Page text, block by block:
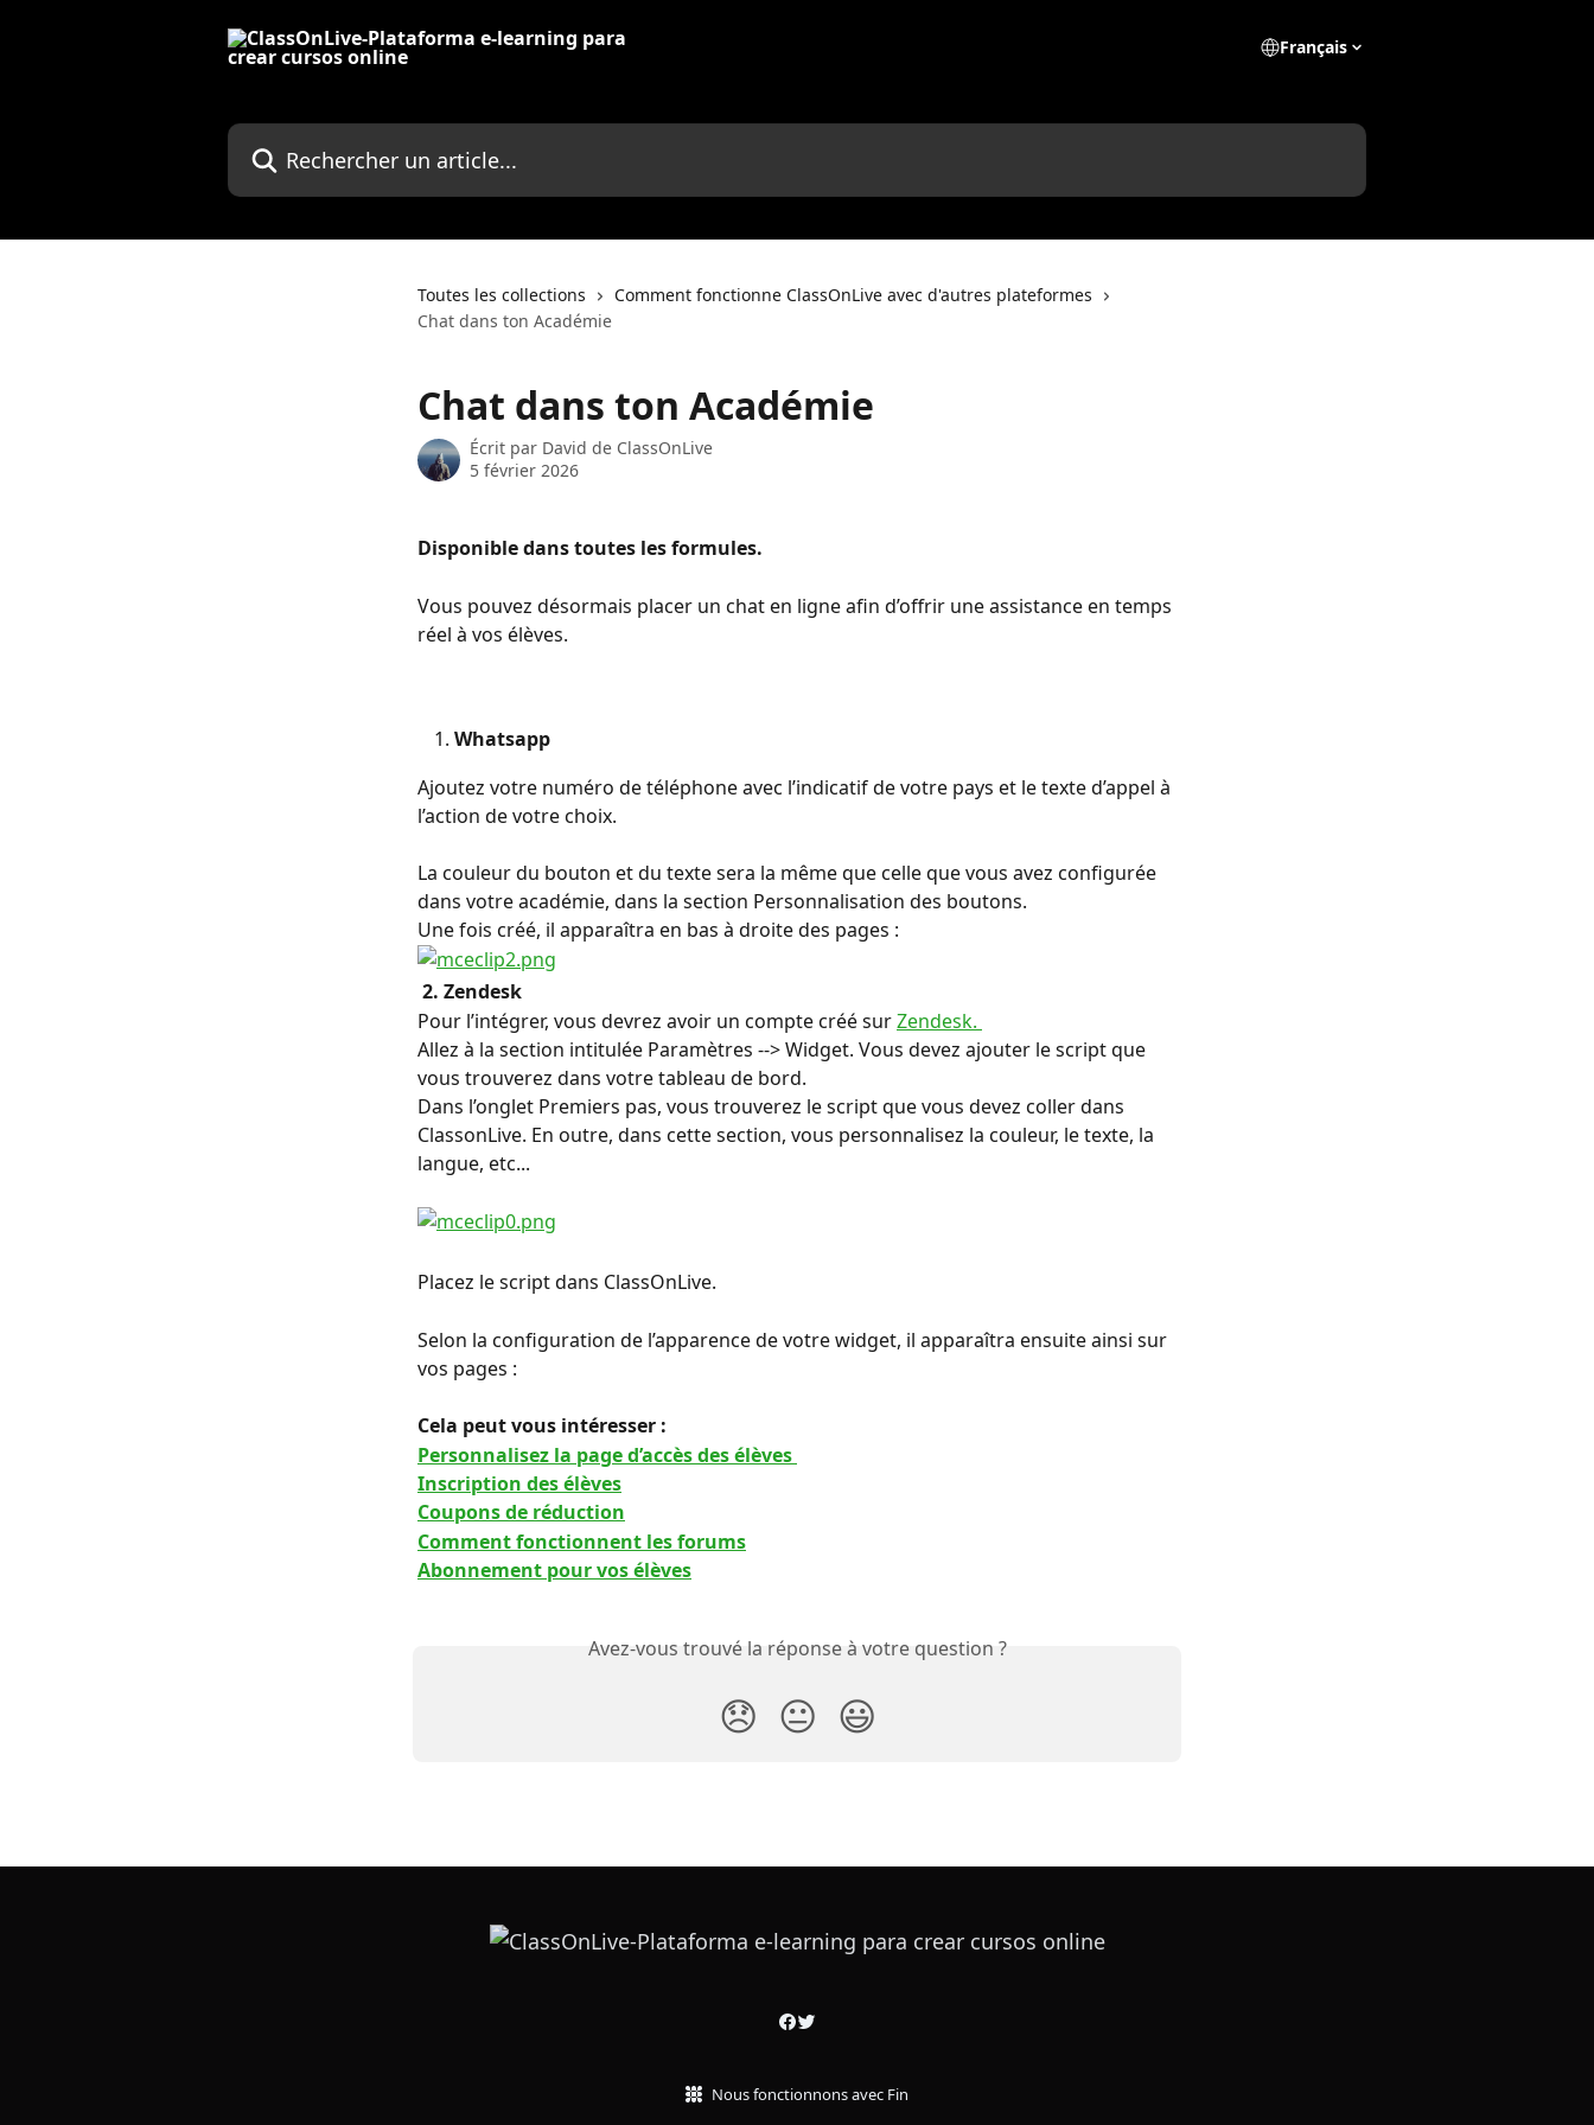
Français
Rechercher un article...
Toutes les collections
Comment fonctionne ClassOnLive avec d'autres plateformes
Chat dans ton Académie
Chat dans ton Académie
Écrit par David de ClassOnLive
5 février 2026
Disponible dans toutes les formules.
Vous pouvez désormais placer un chat en ligne afin d’offrir une assistance en temps
réel à vos élèves.
Whatsapp
Ajoutez votre numéro de téléphone avec l’indicatif de votre pays et le texte d’appel à
l’action de votre choix.
La couleur du bouton et du texte sera la même que celle que vous avez configurée
dans votre académie, dans la section Personnalisation des boutons.
Une fois créé, il apparaîtra en bas à droite des pages :
2. Zendesk
Pour l’intégrer, vous devrez avoir un compte créé sur Zendesk.
Allez à la section intitulée Paramètres --> Widget. Vous devez ajouter le script que
vous trouverez dans votre tableau de bord.
Dans l’onglet Premiers pas, vous trouverez le script que vous devez coller dans
ClassonLive. En outre, dans cette section, vous personnalisez la couleur, le texte, la
langue, etc...
Placez le script dans ClassOnLive.
Selon la configuration de l’apparence de votre widget, il apparaîtra ensuite ainsi sur
vos pages :
Cela peut vous intéresser :
Personnalisez la page d’accès des élèves
Inscription des élèves
Coupons de réduction
Comment fonctionnent les forums
Abonnement pour vos élèves
Avez-vous trouvé la réponse à votre question ?
😞 😐 😃
Nous fonctionnons avec Fin